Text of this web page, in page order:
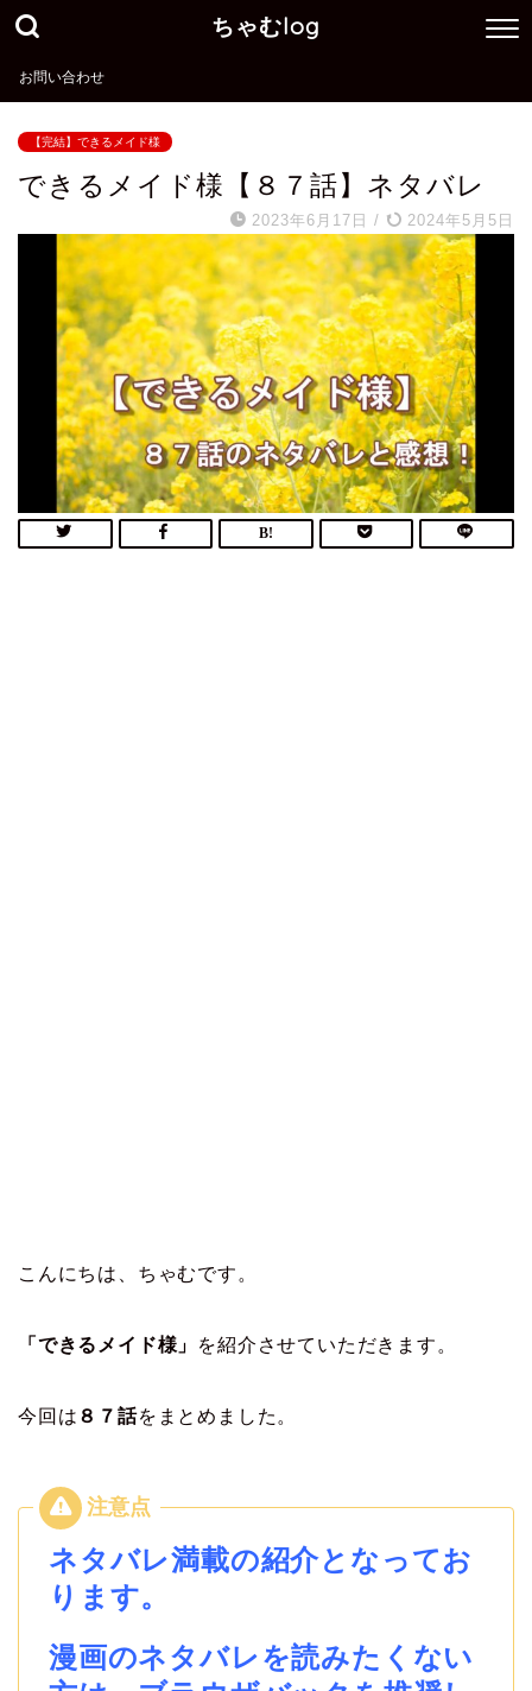
ちゃむlog
お問い合わせ
【完結】できるメイド様
できるメイド様【８７話】ネタバレ
2023年6月17日 / 2024年5月5日
こんにちは、ちゃむです。
「できるメイド様」 を紹介させていただきます。
今回は ８７話をまとめました。
ネタバレ満載の紹介となってお
ります。
漫画のネタバレを読みたくない